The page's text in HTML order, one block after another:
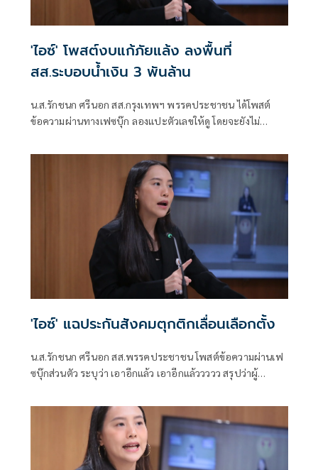
'ไอซ์' โพสต์งบแก้ภัยแล้ง ลงพื้นที่
สส.ระบอบน้ำเงิน 3 พันล้าน
น.ส.รักชนก ศรีนอก สส.กรุงเทพฯ พรรคประชาชน ได้โพสต์
ข้อความผ่านทางเฟซบุ๊ก ลองแปะตัวเลขให้ดู โดยจะยังไม่
ก่อน
'ไอซ์' แฉประกันสังคมตุกติกเลื่อนเลือกตั้ง
น.ส.รักชนก ศรีนอก สส.พรรคประชาชน โพสต์ข้อความผ่านเฟ
ซบุ๊กส่วนตัว ระบุว่า เอาอีกแล้ว เอาอีกแล้ววววว สรุปว่าผู้